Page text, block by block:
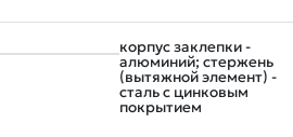
корпус заклепки -
алюминий; стержень
(вытяжной элемент) -
сталь с цинковым
покрытием